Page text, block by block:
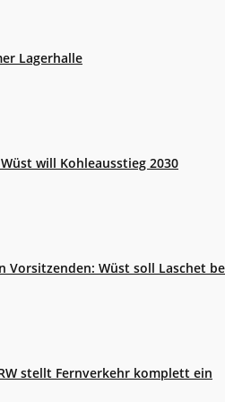
Lagerhalle
will Kohleausstieg 2030
Vorsitzenden: Wüst soll Laschet
stellt Fernverkehr komplett ein